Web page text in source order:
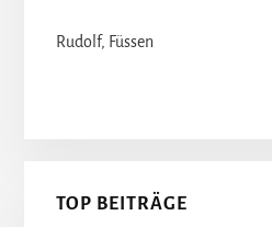
Rudolf, Füssen
TOP BEITRÄGE